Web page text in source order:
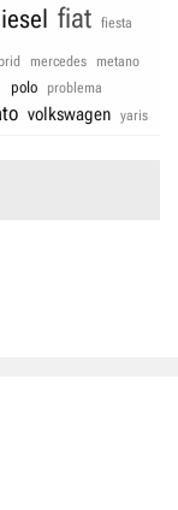
fiat fiesta
mercedes
metano
polo
problema
volkswagen yaris